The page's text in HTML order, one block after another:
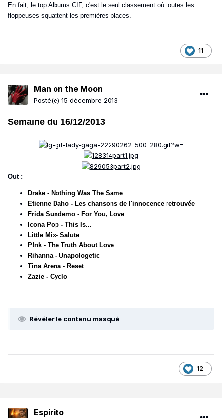
En fait, le top Albums CIF, c'est le seul classement où toutes les
floppeuses squattent les premières places.
11
Man on the Moon
Posté(e) 15 décembre 2013
Semaine du 16/12/2013
Out :
Drake - Nothing Was The Same
Etienne Daho - Les chansons de l'innocence retrouvée
Frida Sundemo - For You, Love
Icona Pop - This Is...
Little Mix- Salute
P!nk - The Truth About Love
Rihanna - Unapologetic
Tina Arena - Reset
Zazie - Cyclo
Révéler le contenu masqué
12
Espirito